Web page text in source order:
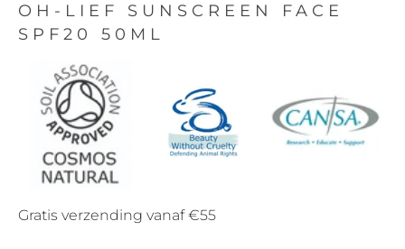
OH-LIEF SUNSCREEN FACE
SPF20 50ML
Gratis verzending vanaf €55